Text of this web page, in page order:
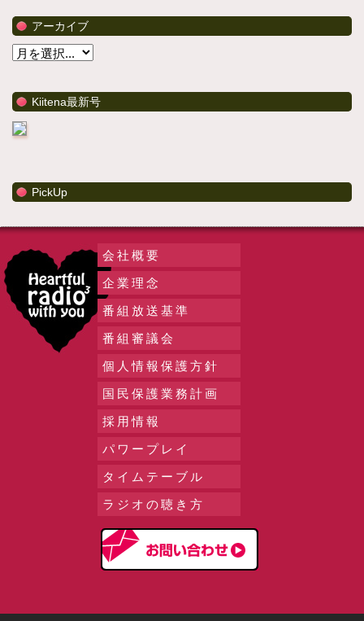
アーカイブ
Kiitena最新号
PickUp
会社概要
企業理念
番組放送基準
番組審議会
個人情報保護方針
国民保護業務計画
採用情報
パワープレイ
タイムテーブル
ラジオの聴き方